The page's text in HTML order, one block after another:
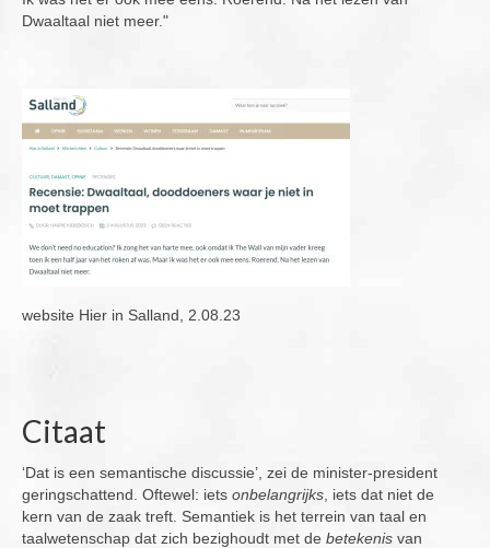
Dwaaltaal niet meer."
website Hier in Salland, 2.08.23
Citaat
‘Dat is een semantische discussie’, zei de minister-president
geringschattend. Oftewel: iets onbelangrijks , iets dat niet de
kern van de zaak treft. Semantiek is het terrein van taal en
taalwetenschap dat zich bezighoudt met de betekenis van